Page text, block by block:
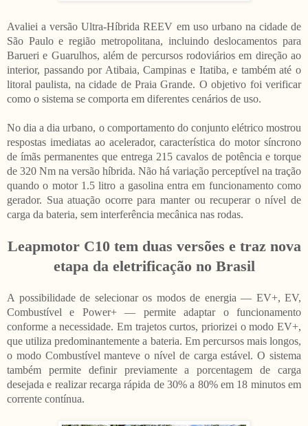
Avaliei a versão Ultra-Híbrida REEV em uso urbano na cidade de
São Paulo e região metropolitana, incluindo deslocamentos para
Barueri e Guarulhos, além de percursos rodoviários em direção ao
interior, passando por Atibaia, Campinas e Itatiba, e também até o
litoral paulista, na cidade de Praia Grande. O objetivo foi verificar
como o sistema se comporta em diferentes cenários de uso.
No dia a dia urbano, o comportamento do conjunto elétrico mostrou
respostas imediatas ao acelerador, característica do motor síncrono
de ímãs permanentes que entrega 215 cavalos de potência e torque
de 320 Nm na versão híbrida. Não há variação perceptível na tração
quando o motor 1.5 litro a gasolina entra em funcionamento como
gerador. Sua atuação ocorre para manter ou recuperar o nível de
carga da bateria, sem interferência mecânica nas rodas.
Leapmotor C10 tem duas versões e traz nova
etapa da eletrificação no Brasil
A possibilidade de selecionar os modos de energia — EV+, EV,
Combustível e Power+ — permite adaptar o funcionamento
conforme a necessidade. Em trajetos curtos, priorizei o modo EV+,
que utiliza predominantemente a bateria. Em percursos mais longos,
o modo Combustível manteve o nível de carga estável. O sistema
também permite definir previamente a porcentagem de carga
desejada e realizar recarga rápida de 30% a 80% em 18 minutos em
corrente contínua.